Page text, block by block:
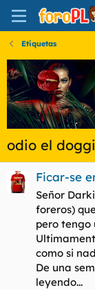
Etiquetas
odio el
Ficar-se
Señor
foreros)
pero tengo
como si
De una
leyendo...